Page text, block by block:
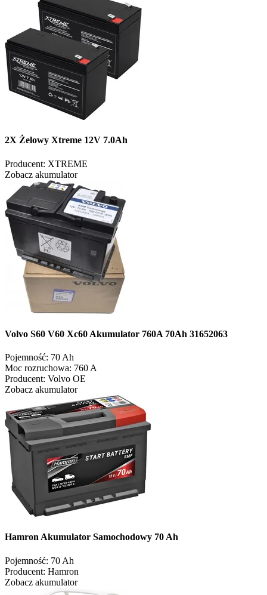
2X Żelowy Xtreme 12V 7.0Ah
Producent: XTREME
Zobacz akumulator
Volvo S60 V60 Xc60 Akumulator 760A 70Ah 31652063
Pojemność: 70 Ah
Moc rozruchowa: 760 A
Producent: Volvo OE
Zobacz akumulator
Hamron Akumulator Samochodowy 70 Ah
Pojemność: 70 Ah
Producent: Hamron
Zobacz akumulator